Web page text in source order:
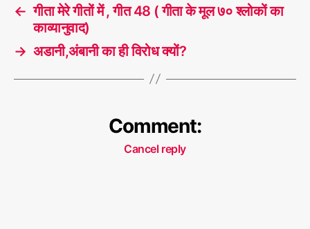
← गीता मेरे गीतों में , गीत 48 ( गीता के मूल ७० श्लोकों का
काव्यानुवाद)
→ अडानी,अंबानी का ही विरोध क्यों?
Comment:
Cancel reply